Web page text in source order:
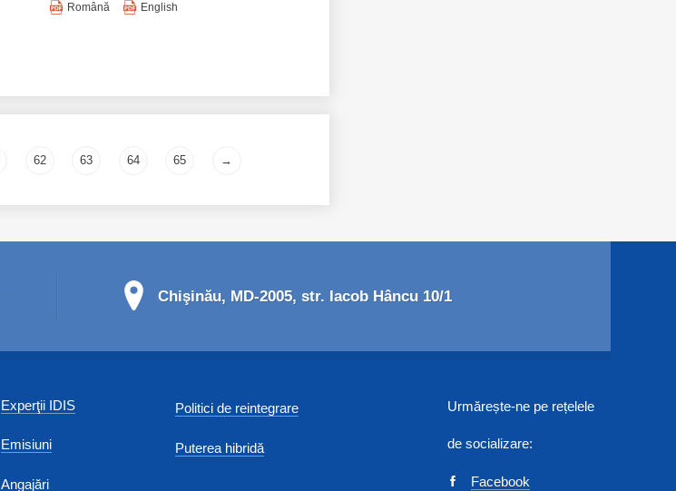
Română English
62 63 64 65 →
Chişinău, MD-2005, str. Iacob Hâncu 10/1
Experţii IDIS
Emisiuni
Angajări
Politici de reintegrare
Puterea hibridă
Urmărește-ne pe rețelele
de socializare:
Facebook